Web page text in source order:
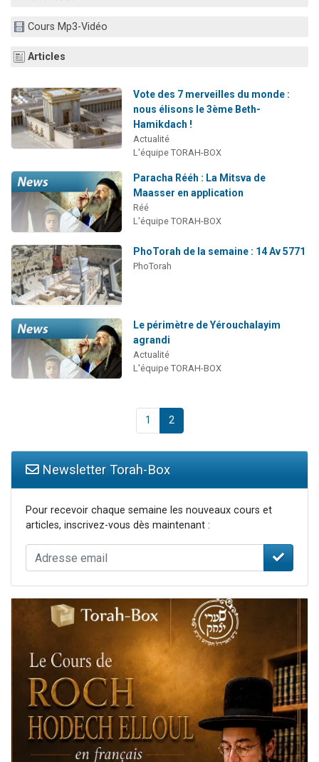
Eva vient de donner son Maasser
Cours Mp3-Vidéo
Articles
Vote des 7 merveilles du monde :
nous élisons le 3ème Beth-
Hamikdach !
Actualité
L'équipe TORAH-BOX
Paracha Rééh : La Mitsva de
Maasser en application
Réé
L'équipe TORAH-BOX
PhoTorah de la semaine : 14 Av 5771
PhoTorah
Le périmètre de Yérouchalayim
agrandi
Actualité
L'équipe TORAH-BOX
1 2
Newsletter Torah-Box
Pour recevoir chaque semaine les nouveaux cours et
articles, inscrivez-vous dès maintenant :